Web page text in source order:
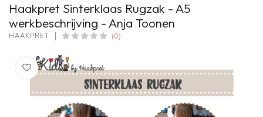
Haakpret Sinterklaas Rugzak - A5
werkbeschrijving - Anja Toonen
HAAKPRET (0)